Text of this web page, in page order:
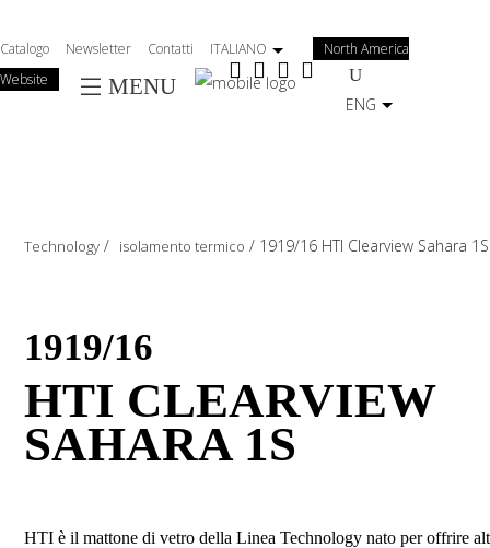
al
contenuto
Catalogo Newsletter Contatti ITALIANO
North America
Website
MENU
ENG
Technology / isolamento termico / 1919/16 HTI Clearview Sahara 1S
1919/16
HTI CLEARVIEW
SAHARA 1S
HTI è il mattone di vetro della Linea Technology nato per offrire